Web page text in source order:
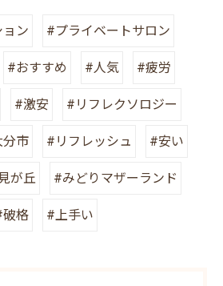
ン #プライベートサロン
#おすすめ #人気 #疲労
#激安 #リフレクソロジー
市 #リフレッシュ #安い
が丘 #みどりマザーランド
破格 #上手い